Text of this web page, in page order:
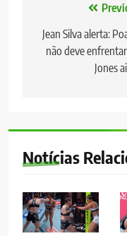
Navegação
de
Post
Jean Silva alerta:
não deve
Jones
Notícias